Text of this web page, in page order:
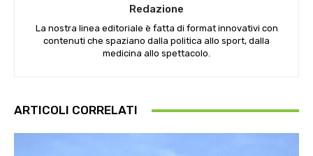
Redazione
La nostra linea editoriale è fatta di format innovativi con
contenuti che spaziano dalla politica allo sport, dalla
medicina allo spettacolo.
ARTICOLI CORRELATI